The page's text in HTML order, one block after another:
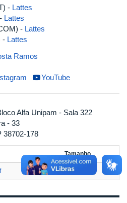
- Lattes
Lattes
- Lattes
- Lattes
Ramos
YouTube
Alfa Unipam - Sala 322
- 33
38702-178
Tamanho
109.83 KB